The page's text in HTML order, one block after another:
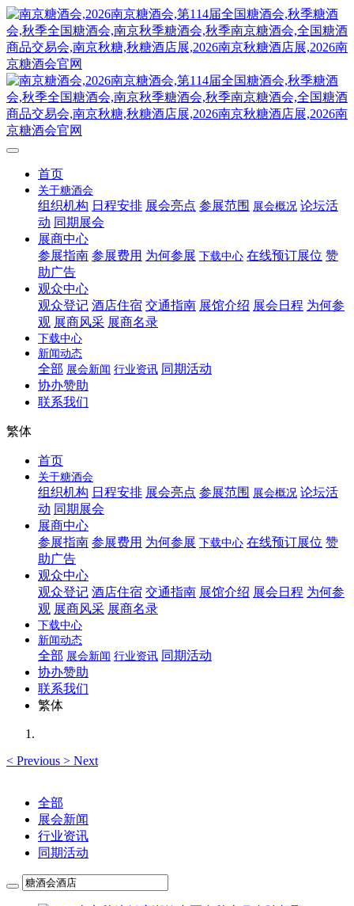
首页
关于糖酒会
组织机构 日程安排 展会亮点 参展范围 展会概况 论坛活
动 同期展会
展商中心
参展指南 参展费用 为何参展 下载中心 在线预订展位 赞
助广告
观众中心
观众登记 酒店住宿 交通指南 展馆介绍 展会日程 为何参
观 展商风采 展商名录
下载中心
新闻动态
全部 展会新闻 行业资讯 同期活动
协办赞助
联系我们
繁体
首页
关于糖酒会
组织机构 日程安排 展会亮点 参展范围 展会概况 论坛活
动 同期展会
展商中心
参展指南 参展费用 为何参展 下载中心 在线预订展位 赞
助广告
观众中心
观众登记 酒店住宿 交通指南 展馆介绍 展会日程 为何参
观 展商风采 展商名录
下载中心
新闻动态
全部 展会新闻 行业资讯 同期活动
协办赞助
联系我们
繁体
< Previous > Next
全部
展会新闻
行业资讯
同期活动